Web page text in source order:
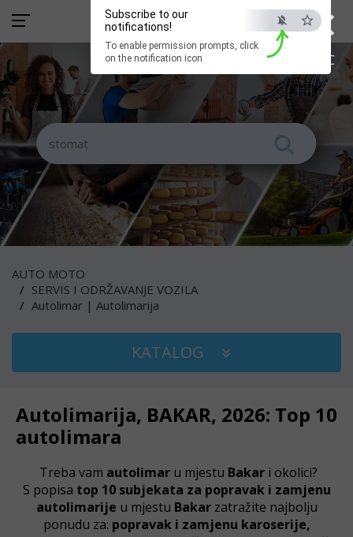
×
ESC
Subscribe to our
notifications!
To enable permission prompts, click
on the notification icon
AUTO MOTO
SERVIS I ODRŽAVANJE VOZILA
Autolimar | Autolimarija
KATALOG
Autolimarija, BAKAR, 2026: Top 10
autolimara
Treba vam autolimar u mjestu Bakari okolici?
S popisa top 10 subjekata za popravak i zamjenu
autolimarije u mjestu Bakar zatražite najbolju
ponudu za: popravak i zamjenu karoserije,